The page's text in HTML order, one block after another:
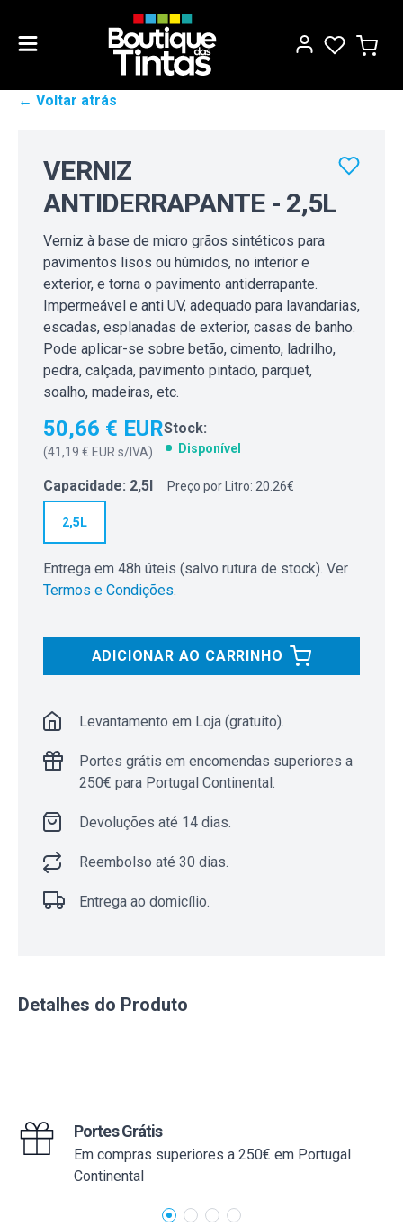
← Voltar atrás
VERNIZ
ANTIDERRAPANTE - 2,5L
Verniz à base de micro grãos sintéticos para
pavimentos lisos ou húmidos, no interior e
exterior, e torna o pavimento antiderrapante.
Impermeável e anti UV, adequado para lavandarias,
escadas, esplanadas de exterior, casas de banho.
Pode aplicar-se sobre betão, cimento, ladrilho,
pedra, calçada, pavimento pintado, parquet,
soalho, madeiras, etc.
50,66 € EUR
(41,19 € EUR s/IVA)
Stock:
Disponível
Capacidade: 2,5l Preço por Litro: 20.26€
2,5L
Entrega em 48h úteis (salvo rutura de stock). Ver
Termos e Condições.
ADICIONAR AO CARRINHO
Levantamento em Loja (gratuito).
Portes grátis em encomendas superiores a
250€ para Portugal Continental.
Devoluções até 14 dias.
Reembolso até 30 dias.
Entrega ao domicílio.
Detalhes do Produto
Portes Grátis
Em compras superiores a 250€ em Portugal
Continental